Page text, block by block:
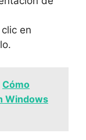
en
Cómo
Windows